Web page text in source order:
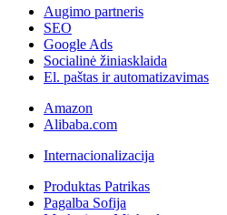
Augimo partneris
SEO
Google Ads
Socialinė žiniasklaida
El. paštas ir automatizavimas
Amazon
Alibaba.com
Internacionalizacija
Produktas Patrikas
Pagalba Sofija